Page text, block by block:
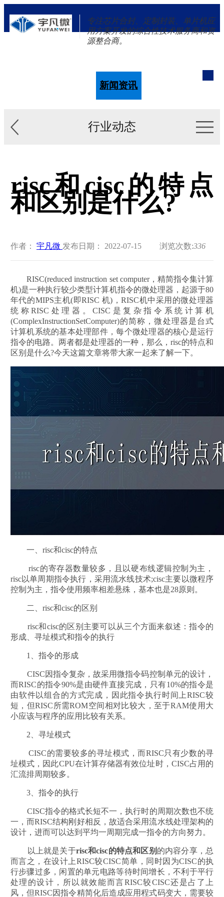
专注芯片合封、定制封装、单片机应
用方案开发的综合性技术服务商和资
源整合商。
新闻资讯
行业动态
risc和cisc的特点
和区别是什么?
作者： 宇凡微 发布日期： 2022-07-15 浏览次数:336
RISC(reduced instruction set computer，精简指令集计算
机)是一种执行较少类型计算机指令的微处理器，起源于80
年代的MIPS主机(即RISC 机)，RISC机中采用的微处理器
统称RISC处理器。CISC是复杂指令系统计算机
(ComplexInstructionSetComputer)的简称，微处理器是台式
计算机系统的基本处理部件，每个微处理器的核心是运行
指令的电路。两者都是处理器的一种，那么，risc的特点和
区别是什么?今天这篇文章将带大家一起来了解一下。
一、risc和cisc的特点
risc的寄存器数量较多，且以硬布线逻辑控制为主，
risc以单周期指令执行，采用流水线技术;cisc主要以微程序
控制为主，指令使用频率相差悬殊，基本也是28原则。
二、risc和cisc的区别
risc和cisc的区别主要可以从三个方面来叙述：指令的
形成、寻址模式和指令的执行
1、指令的形成
CISC因指令复杂，故采用微指令码控制单元的设计，
而RISC的指令90%是由硬件直接完成，只有10%的指令是
由软件以组合的方式完成，因此指令执行时间上RISC较
短，但RISC所需ROM空间相对比较大，至于RAM使用大
小应该与程序的应用比较有关系。
2、寻址模式
CISC的需要较多的寻址模式，而RISC只有少数的寻
址模式，因此CPU在计算存储器有效位址时，CISC占用的
汇流排周期较多。
3、指令的执行
CISC指令的格式长短不一，执行时的周期次数也不统
一，而RISC结构刚好相反，故适合采用流水线处理架构的
设计，进而可以达到平均一周期完成一指令的方向努力。
以上就是关于risc和cisc的特点和区别 的内容分享，总
而言之，在设计上RISC较CISC简单，同时因为CISC的执
行步骤过多，闲置的单元电路等待时间增长，不利于平行
处理的设计，所以就效能而言RISC较CISC还是占了上
风，但RISC因指令精简化后造成应用程式码变大，需要较